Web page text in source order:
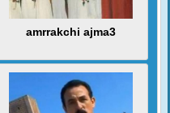
amrrakchi ajma3